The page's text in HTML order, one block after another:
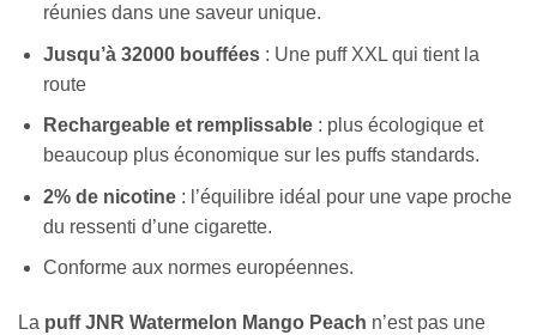
réunies dans une saveur unique.
Jusqu’à 32000 bouffées: Une puff XXL qui tient la
route
Rechargeable et remplissable: plus écologique et
beaucoup plus économique sur les puffs standards.
2% de nicotine: l’équilibre idéal pour une vape proche
du ressenti d’une cigarette.
Conforme aux normes européennes.
La puff JNR Watermelon Mango Peach n’est pas une